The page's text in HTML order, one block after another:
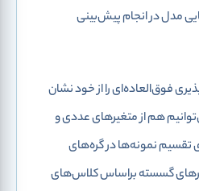
مدل در انجام پیش‌بینی
فوق‌العاده‌ای را از خود نشان
هم از متغیرهای عددی و
تقسیم نمونه‌ها در گره‌های
گسسته براساس کلاس‌های